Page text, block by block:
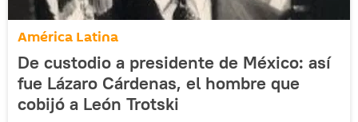
América Latina
De custodio a presidente de México: así
fue Lázaro Cárdenas, el hombre que
cobijó a León Trotski